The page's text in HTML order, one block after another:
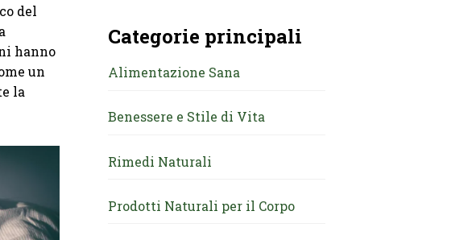
del
hanno
un
la
Categorie principali
Alimentazione Sana
Benessere e Stile di Vita
Rimedi Naturali
Prodotti Naturali per il Corpo